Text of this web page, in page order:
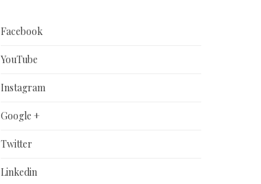
Facebook
YouTube
Instagram
Google +
Twitter
Linkedin